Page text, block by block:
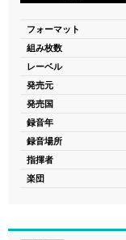
フォーマット
組み枚数
レーベル
発売元
発売国
録音年
録音場所
指揮者
楽団